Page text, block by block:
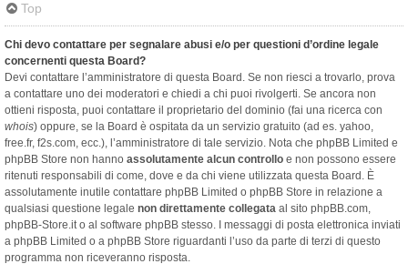
Top
Chi devo contattare per segnalare abusi e/o per questioni d’ordine legale
concernenti questa Board?
Devi contattare l’amministratore di questa Board. Se non riesci a trovarlo, prova
a contattare uno dei moderatori e chiedi a chi puoi rivolgerti. Se ancora non
ottieni risposta, puoi contattare il proprietario del dominio (fai una ricerca con
whois) oppure, se la Board è ospitata da un servizio gratuito (ad es. yahoo,
free.fr, f2s.com, ecc.), l’amministratore di tale servizio. Nota che phpBB Limited e
phpBB Store non hanno assolutamente alcun controllo e non possono essere
ritenuti responsabili di come, dove e da chi viene utilizzata questa Board. È
assolutamente inutile contattare phpBB Limited o phpBB Store in relazione a
qualsiasi questione legale non direttamente collegata al sito phpBB.com,
phpBB-Store.it o al software phpBB stesso. I messaggi di posta elettronica inviati
a phpBB Limited o a phpBB Store riguardanti l’uso da parte di terzi di questo
programma non riceveranno risposta.